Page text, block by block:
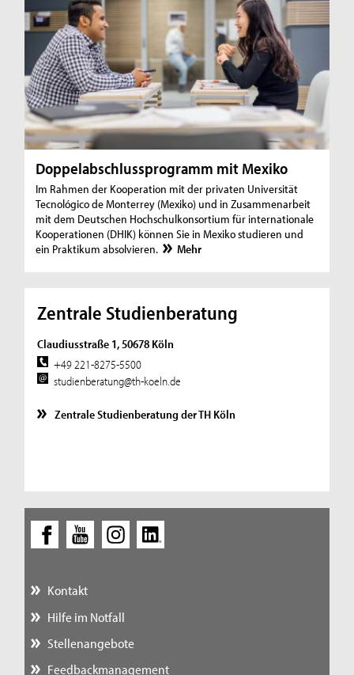
Doppelabschlussprogramm mit Mexiko
Im Rahmen der Kooperation mit der privaten Universität
Tecnológico de Monterrey (Mexiko) und in Zusammenarbeit
mit dem Deutschen Hochschulkonsortium für internationale
Kooperationen (DHIK) können Sie in Mexiko studieren und
ein Praktikum absolvieren.
Mehr
Zentrale Studienberatung
Claudiusstraße 1, 50678 Köln
+49 221-8275-5500
studienberatung@th-koeln.de
Zentrale Studienberatung der TH Köln
Kontakt
Hilfe im Notfall
Stellenangebote
Feedbackmanagement